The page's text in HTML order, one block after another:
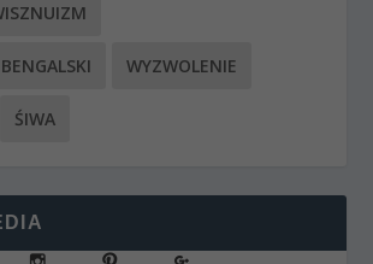
WYZWOLENIE
ŚIWA